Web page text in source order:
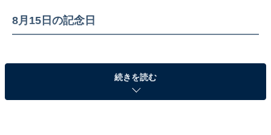
8月15日の記念日
続きを読む